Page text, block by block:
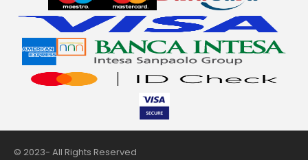
© 2023- All Rights Reserved